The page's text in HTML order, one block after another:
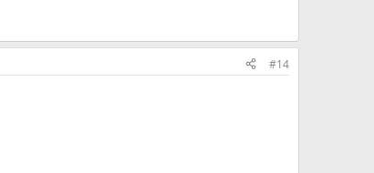
#14